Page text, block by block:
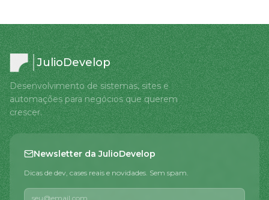
JulioDevelop
Desenvolvimento de sistemas, sites e
automações para negócios que querem
crescer.
Newsletter da JulioDevelop
Dicas de dev, cases reais e novidades. Sem spam.